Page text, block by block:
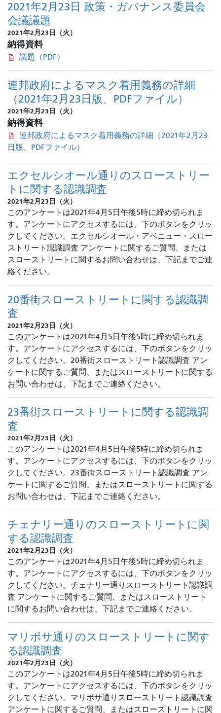
2021年2月23日 政策・ガバナンス委員会
会議議題
2021年2月23日（火）
納得資料
議題（PDF）
連邦政府によるマスク着用義務の詳細
（2021年2月23日版、PDFファイル）
2021年2月23日（火）
納得資料
連邦政府によるマスク着用義務の詳細（2021年2月23
日版、PDFファイル）
エクセルシオール通りのスローストリー
トに関する認識調査
2021年2月23日（火）
このアンケートは2021年4月5日午後5時に締め切られま
す。アンケートにアクセスするには、下のボタンをクリッ
クしてください。エクセルシオール・アベニュー・スロー
ストリート認識調査 アンケートに関するご質問、または
スローストリートに関するお問い合わせは、下記までご連
絡ください。
20番街スローストリートに関する認識調
査
2021年2月23日（火）
このアンケートは2021年4月5日午後5時に締め切られま
す。アンケートにアクセスするには、下のボタンをクリッ
クしてください。20番街スローストリート認識調査 アン
ケートに関するご質問、またはスローストリートに関する
お問い合わせは、下記までご連絡ください。
23番街スローストリートに関する認識調
査
2021年2月23日（火）
このアンケートは2021年4月5日午後5時に締め切られま
す。アンケートにアクセスするには、下のボタンをクリッ
クしてください。23番街スローストリート認識調査 アン
ケートに関するご質問、またはスローストリートに関する
お問い合わせは、下記までご連絡ください。
チェナリー通りのスローストリートに関
する認識調査
2021年2月23日（火）
このアンケートは2021年4月5日午後5時に締め切られま
す。アンケートにアクセスするには、下のボタンをクリッ
クしてください。チェナリー通りスローストリート認識調
査 アンケートに関するご質問、またはスローストリート
に関するお問い合わせは、下記までご連絡ください。
マリポサ通りのスローストリートに関す
る認識調査
2021年2月23日（火）
このアンケートは2021年4月5日午後5時に締め切られま
す。アンケートにアクセスするには、下のボタンをクリッ
クしてください。マリポサ通りスローストリート認識調査
アンケートに関するご質問、またはスローストリートに関